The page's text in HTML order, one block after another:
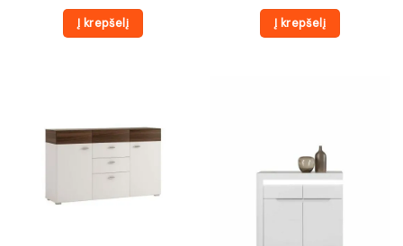
Į krepšelį Į krepšelį